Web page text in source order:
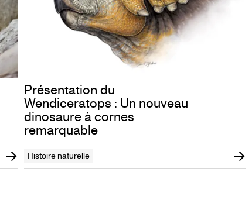
Présentation du
Wendiceratops : Un nouveau
dinosaure à cornes
remarquable
Histoire naturelle